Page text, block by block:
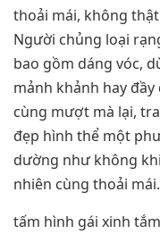
thoải mái, không
Người chủng loại
bao gồm dáng vóc,
mảnh khảnh hay
cùng mượt mà lại,
đẹp hình thể một
dường như không
nhiên cùng thoải mái.
tấm hình gái xinh